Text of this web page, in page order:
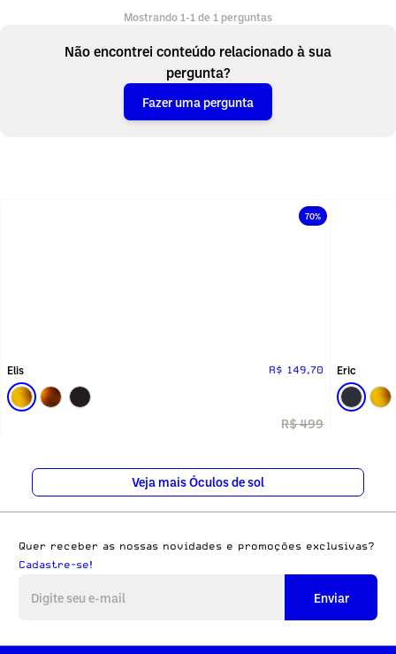
Mostrando 1-1 de 1 perguntas
Não encontrei conteúdo relacionado à sua
pergunta?
Fazer uma pergunta
70%
Elis R$ 149,70
R$ 499
Eric
Veja mais Óculos de sol
Quer receber as nossas novidades e promoções exclusivas?
Cadastre-se!
Enviar